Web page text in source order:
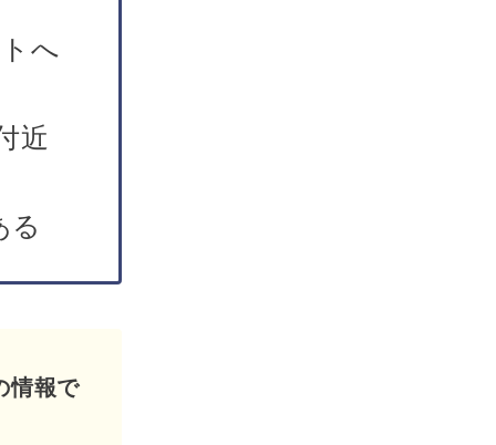
へ
近
る
情報で